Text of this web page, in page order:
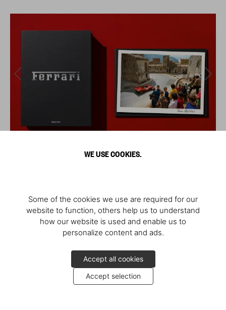
WE USE COOKIES.
Some of the cookies we use are required for our
website to function, others help us to understand
how our website is used and enable us to
personalize content and ads.
Accept all cookies
Accept selection